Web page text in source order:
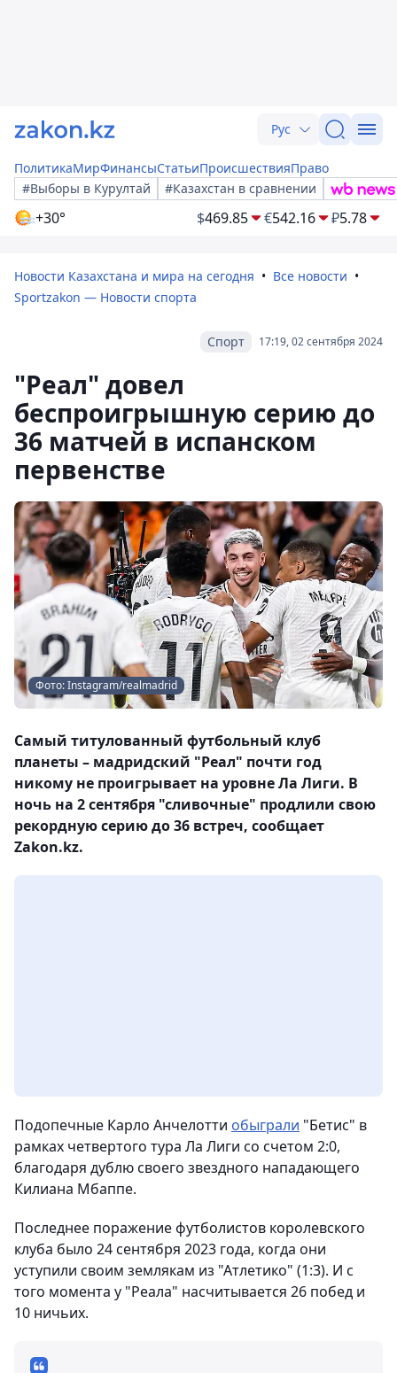
Рус
ПолитикаМирФинансыСтатьиПроисшествияПраво
#Выборы в Курултай
#Казахстан в сравнении
+30° $469.85 €542.16 ₽5.78
Новости Казахстана и мира на сегодня
Все новости
Sportzakon — Новости спорта
17:19, 02 сентября 2024
Спорт
"Реал" довел
беспроигрышную серию до
36 матчей в испанском
первенстве
Фото: Instagram/realmadrid
Самый титулованный футбольный клуб
планеты – мадридский "Реал" почти год
никому не проигрывает на уровне Ла Лиги. В
ночь на 2 сентября "сливочные" продлили свою
рекордную серию до 36 встреч, сообщает
Zakon.kz.
Подопечные Карло Анчелотти обыграли "Бетис" в
рамках четвертого тура Ла Лиги со счетом 2:0,
благодаря дублю своего звездного нападающего
Килиана Мбаппе.
Последнее поражение футболистов королевского
клуба было 24 сентября 2023 года, когда они
уступили своим землякам из "Атлетико" (1:3). И с
того момента у "Реала" насчитывается 26 побед и
10 ничьих.